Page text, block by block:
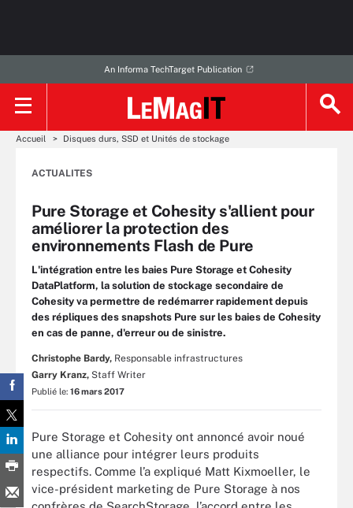
An Informa TechTarget Publication
Accueil Disques durs, SSD et Unités de stockage
ACTUALITES
Pure Storage et Cohesity s'allient pour
améliorer la protection des
environnements Flash de Pure
L'intégration entre les baies Pure Storage et Cohesity
DataPlatform, la solution de stockage secondaire de
Cohesity va permettre de redémarrer rapidement depuis
des répliques des snapshots Pure sur les baies de Cohesity
en cas de panne, d'erreur ou de sinistre.
Christophe Bardy, Responsable infrastructures
Garry Kranz, Staff Writer
Publié le: 16 mars 2017
Pure Storage et Cohesity ont annoncé avoir noué
une alliance pour intégrer leurs produits
respectifs. Comme l’a expliqué Matt Kixmoeller, le
vice-président marketing de Pure Storage à nos